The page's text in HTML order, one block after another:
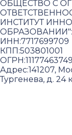
ОБЩЕСТВО С
ИНСТИТУТ
ОБРАЗОВАНИИ":
ИНН:7717699709
КПП:503801001
ОГРН:
Адрес:141207,
Тургенева, д. 24